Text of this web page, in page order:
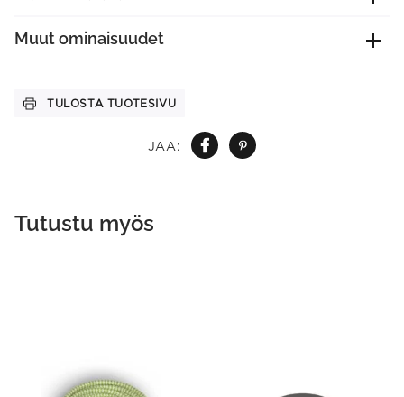
JAA:
Muut ominaisuudet
TULOSTA TUOTESIVU
Tutustu myös